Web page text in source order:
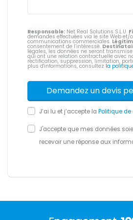
Responsable: Net Real Solutions S.L.U.
demandes effectuées via le site Web et/
communications commerciales.
consentement de l’intéressé.
légales, les données ne seront
qui ont une relation contractuelle avec
rectification, suppression, limitation,
plus d'informations, consultez la
J’ai lu et j’accepte la Politique
J'accepte que mes données
recevoir une réponse aux